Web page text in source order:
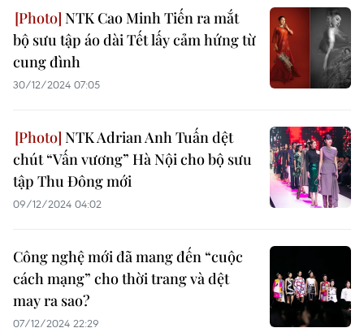
NTK Cao Minh Tiến ra mắt
bộ sưu tập áo dài Tết lấy cảm hứng từ
cung đình
30/12/2024 07:05
NTK Adrian Anh Tuấn dệt
chút “Vấn vương” Hà Nội cho bộ sưu
tập Thu Đông mới
09/12/2024 04:02
Công nghệ mới đã mang đến “cuộc
cách mạng” cho thời trang và dệt
may ra sao?
07/12/2024 22:29